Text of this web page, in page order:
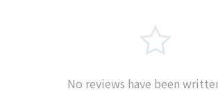
No reviews have been